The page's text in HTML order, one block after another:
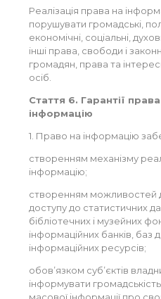
Реалізація права на
порушувати громадські,
економічні, соціальні,
інші права, свободи і
громадян, права та
осіб.
Стаття 6. Гарантії
інформацію
1. Право на інформацію
створенням механізму
інформацію;
створенням можливостей
доступу до статистичних
бібліотечних і музейних
інформаційних банків, баз
інформаційних ресурсів;
обов’язком суб’єктів
інформувати